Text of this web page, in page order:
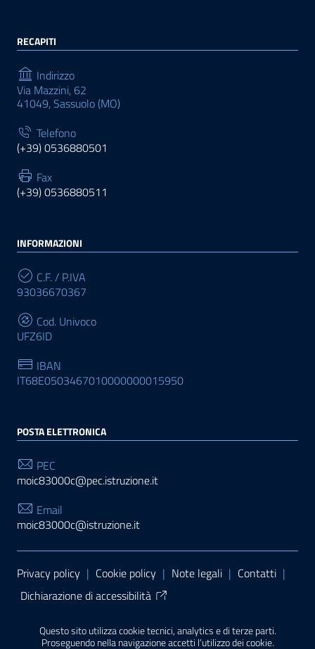
Questo sito utilizza cookie tecnici, analytics e di terze parti.
Proseguendo nella navigazione accetti l’utilizzo dei cookie.
RECAPITI
Indirizzo
Via Mazzini, 62
41049, Sassuolo (MO)
Telefono
(+39) 0536880501
Fax
(+39) 0536880511
INFORMAZIONI
C.F. / P.IVA
93036670367
Cod. Univoco
UFZ6ID
IBAN
IT68E0503467010000000015950
POSTA ELETTRONICA
PEC
moic83000c@pec.istruzione.it
Email
moic83000c@istruzione.it
Sezione Link Utili
Privacy policy | Cookie policy | Note legali | Contatti |
Dichiarazione di accessibilità
PA di AgID
| Realizzato con WordPress da